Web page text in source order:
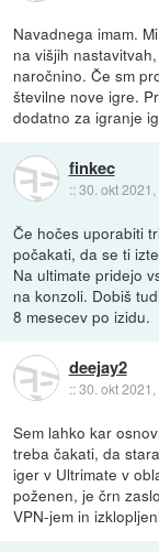
Navadnega imam.
na višjih
naročnino. Če sm
številne nove igre.
dodatno za igranje
finkec
::30. okt 2021,
Če hočes uporabiti
počakati, da se ti
Na ultimate pridejo
na konzoli. Dobiš
8 mesecev po izidu.
deejay2
::30. okt 2021,
Sem lahko kar
treba čakati, da
iger v Ultrimate v
poženen, je črn
VPN-jem in